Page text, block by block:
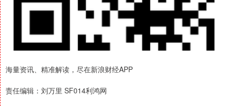
海量资讯、精准解读，尽在新浪财经APP
责任编辑：刘万里 SF014利鸿网